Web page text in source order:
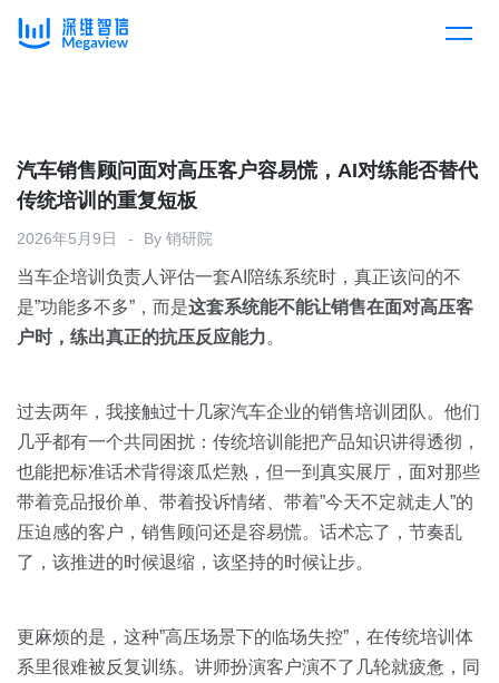
产品总览
产品集成
下载客户端
解决方案
按行业
消费医疗
教育
汽车
房地产
金融
按角色
客户案例
开放平台
资源中心
资源中心
全部
销售会话智能
关于我们
汽车销售顾问面对高压客户容易慌，AI对练能否替代
传统培训的重复短板
2026年5月9日 By 销研院
当车企培训负责人评估一套AI陪练系统时，真正该问的不
是”功能多不多”，而是这套系统能不能让销售在面对高压客
户时，练出真正的抗压反应能力。
过去两年，我接触过十几家汽车企业的销售培训团队。他们
几乎都有一个共同困扰：传统培训能把产品知识讲得透彻，
也能把标准话术背得滚瓜烂熟，但一到真实展厅，面对那些
带着竞品报价单、带着投诉情绪、带着”今天不定就走人”的
压迫感的客户，销售顾问还是容易慌。话术忘了，节奏乱
了，该推进的时候退缩，该坚持的时候让步。
更麻烦的是，这种”高压场景下的临场失控”，在传统培训体
系里很难被反复训练。讲师扮演客户演不了几轮就疲惫，同